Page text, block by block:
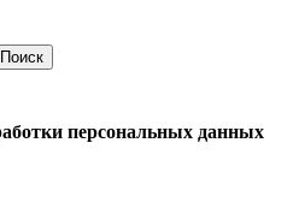
Поиск
персональных данных